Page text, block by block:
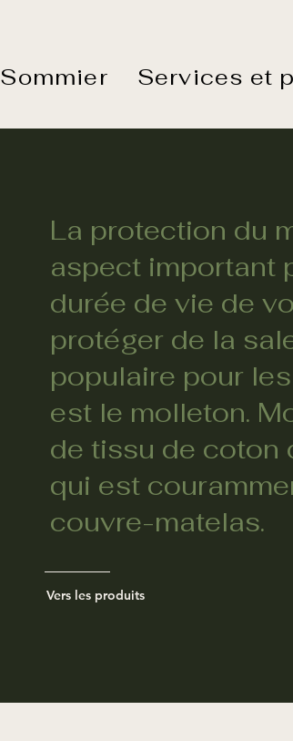
Sommier Services et
La protection du
aspect important
durée de vie de
protéger de la
populaire pour
est le molleton.
de tissu de coton
qui est
couvre-matelas.
Vers les produits